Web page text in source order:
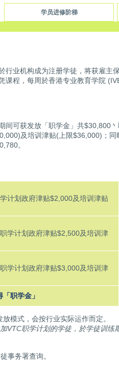
学员进修阶梯
行业机构成为注册学徒，将获雇主
课程，每周於香港专业教育学院
间可获发放「职学金」共$30,800
及培训津贴(上限$36,000)；
。
计划政府津贴$2,000及培训津贴
学计划政府津贴$2,500及培训津
学计划政府津贴$3,000及培训津
职学金」
模式，会按行业实际运作而定。
VTC职学计划的学徒，於学徒训练
事务署查询。